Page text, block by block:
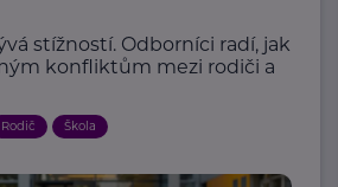
stížností. Odborníci radí, jak
konfliktům mezi rodiči a
Rodič Škola